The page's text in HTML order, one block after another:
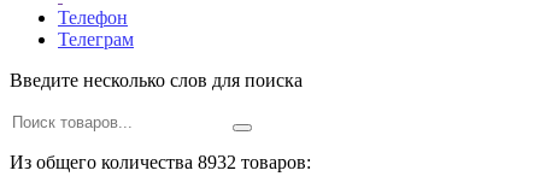
Телефон
Телеграм
Введите несколько слов для поиска
Из общего количества 8932 товаров: